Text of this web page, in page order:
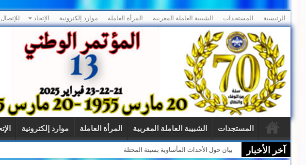
الرئيسية المستجدات الشبيبة العاملة المغربية المرأة العاملة موارد إلكترونية الإتحاد للإتصال
المستجدات الشبيبة العاملة المغربية المرأة العاملة موارد إلكترونية
آخر الأخبار الاتحاد المغربي للشغل بالناظور يحتضن حفلاً تكريمياً على شرف أعوان الحراسة والنظافة